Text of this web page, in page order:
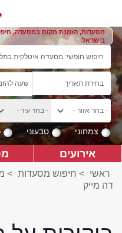
מסעדות, הזמנת מקום במסעדה,
בישראל
צמחוני טבעוני
אירועים
ראשי > חיפוש מסעדות >
דה מייק